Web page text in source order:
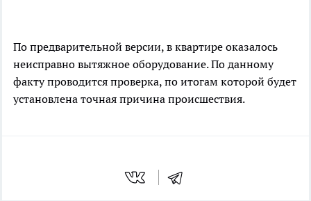
По предварительной версии, в квартире оказалось
неисправно вытяжное оборудование. По данному
факту проводится проверка, по итогам которой будет
установлена точная причина происшествия.